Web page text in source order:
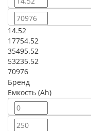
14.52
17754.52
35495.52
53235.52
70976
Бренд
Емкость (Ah)